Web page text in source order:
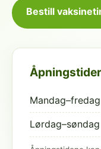
Bestill
Åpningstider
Mandag–fredag
Lørdag–søndag